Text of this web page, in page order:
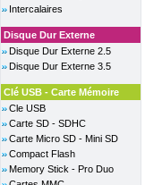
Intercalaires
Disque Dur Externe
Disque Dur Externe 2.5
Disque Dur Externe 3.5
Clé USB - Carte Mémoire
Cle USB
Carte SD - SDHC
Carte Micro SD - Mini SD
Compact Flash
Memory Stick - Pro Duo